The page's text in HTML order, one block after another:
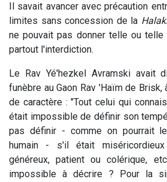
Il savait avancer avec précaution
limites sans concession de la
ne pouvait pas donner telle ou
partout l'interdiction.
Le Rav Yé'hezkel Avramski avait
funèbre au Gaon Rav 'Haïm de
de caractère : "Tout celui qui
était impossible de définir son
pas définir - comme on pourrait
humain - s'il était
généreux, patient ou colérique,
impossible à décrire ? Pour la